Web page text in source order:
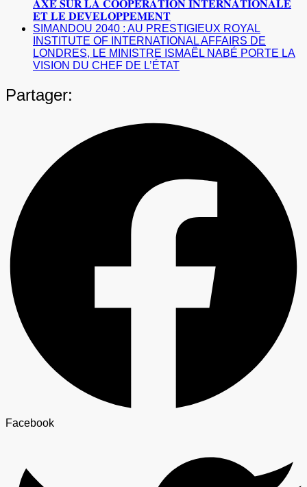
𝐀𝐗𝐄́ 𝐒𝐔𝐑 𝐋𝐀 𝐂𝐎𝐎𝐏𝐄́𝐑𝐀𝐓𝐈𝐎𝐍 𝐈𝐍𝐓𝐄𝐑𝐍𝐀𝐓𝐈𝐎𝐍𝐀𝐋𝐄
𝐄𝐓 𝐋𝐄 𝐃𝐄́𝐕𝐄𝐋𝐎𝐏𝐏𝐄𝐌𝐄𝐍𝐓
SIMANDOU 2040 : AU PRESTIGIEUX ROYAL
INSTITUTE OF INTERNATIONAL AFFAIRS DE
LONDRES, LE MINISTRE ISMAËL NABÉ PORTE LA
VISION DU CHEF DE L’ÉTAT
Partager:
Facebook